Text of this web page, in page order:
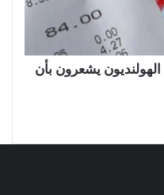
التضخم عند 3%.. الهولنديون يشعرون بأن